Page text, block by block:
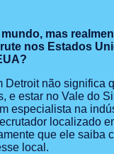
mas
nos Estados
Detroit não significa
e estar no Vale do
especialista na
localizado
que ele saiba
local.